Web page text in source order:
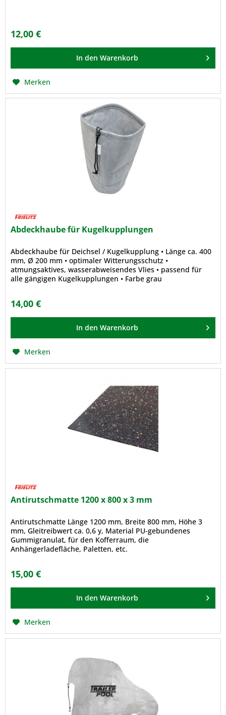
12,00 €
In den Warenkorb
Merken
Abdeckhaube für Kugelkupplungen
Abdeckhaube für Deichsel / Kugelkupplung • Länge ca. 400
mm, Ø 200 mm • optimaler Witterungsschutz •
atmungsaktives, wasserabweisendes Vlies • passend für
alle gängigen Kugelkupplungen • Farbe grau
14,00 €
In den Warenkorb
Merken
Antirutschmatte 1200 x 800 x 3 mm
Antirutschmatte Länge 1200 mm, Breite 800 mm, Höhe 3
mm, Gleitreibwert ca. 0,6 y, Material PU-gebundenes
Gummigranulat, für den Kofferraum, die
Anhängerladefläche, Paletten, etc.
15,00 €
In den Warenkorb
Merken